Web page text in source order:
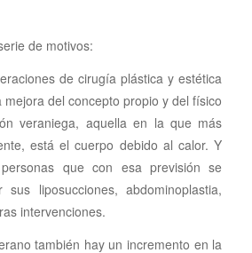
de motivos:
de cirugía plástica y estética
del concepto propio y del físico
veraniega, aquella en la que más
está el cuerpo debido al calor. Y
que con esa previsión se
liposucciones, abdominoplastia,
intervenciones.
también hay un incremento en la